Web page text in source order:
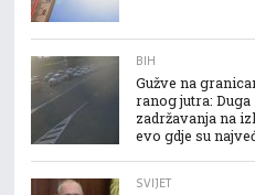
BIH
Gužve na
ranog jutra: Duga
zadržavanja na
evo gdje su
SVIJET